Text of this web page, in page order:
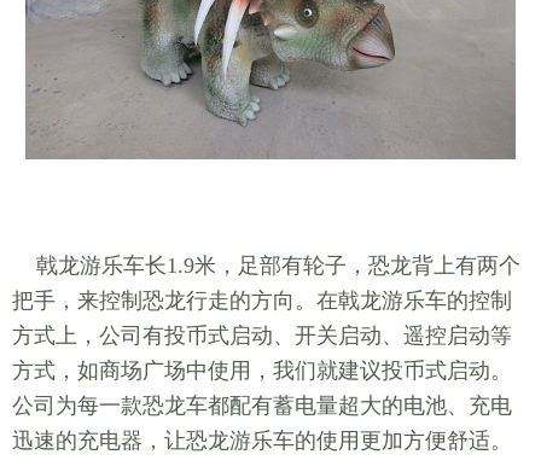
戟龙游乐车长1.9米，足部有轮子，恐龙背上有两个
把手，来控制恐龙行走的方向。在戟龙游乐车的控制
方式上，公司有投币式启动、开关启动、遥控启动等
方式，如商场广场中使用，我们就建议投币式启动。
公司为每一款恐龙车都配有蓄电量超大的电池、充电
迅速的充电器，让恐龙游乐车的使用更加方便舒适。